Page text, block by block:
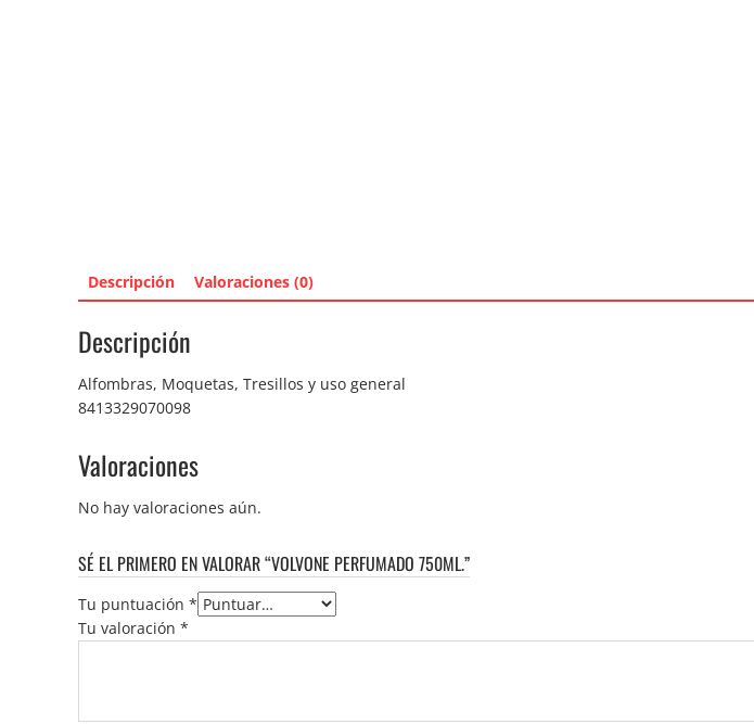
Descripción Valoraciones (0)
Descripción
Alfombras, Moquetas, Tresillos y uso general
8413329070098
Valoraciones
No hay valoraciones aún.
SÉ EL PRIMERO EN VALORAR “VOLVONE PERFUMADO 750ML.”
Tu puntuación *
Tu valoración *